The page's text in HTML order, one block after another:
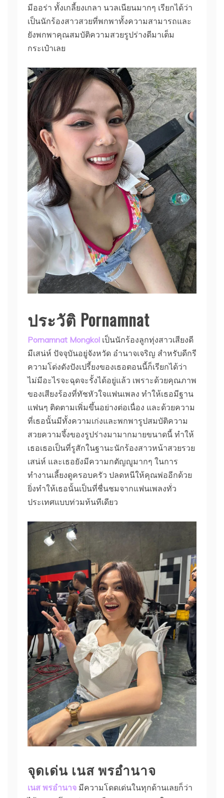
มีออร่า ทั้งเกลี้ยงเกลา นวลเนียนมากๆ เรียกได้ว่า
เป็นนักร้องสาวสวยที่พกพาทั้งความสามารถและ
ยังพกพาคุณสมบัติความสวยรูปร่างดีมาเต็ม
กระเป๋าเลย
ประวัติ Pornamnat
Pornamnat Mongkol เป็นนักร้องลูกทุ่งสาวเสียงดี
มีเสน่ห์ ปัจจุบันอยู่จังหวัด อำนาจเจริญ สำหรับดีกรี
ความโด่งดังปังเปรี้ยงของเธอตอนนี้ก็เรียกได้ว่า
ไม่มีอะไรจะฉุดจะรั้งได้อยู่แล้ว เพราะด้วยคุณภาพ
ของเสียงร้องที่ทัชหัวใจแฟนเพลง ทำให้เธอมีฐาน
แฟนๆ ติดตามเพิ่มขึ้นอย่างต่อเนื่อง และด้วยความ
ที่เธอนั้นมีทั้งความเก่งและพกพารูปสมบัติความ
สวยความจึ้งของรูปร่างมามากมายขนาดนี้ ทำให้
เธอเธอเป็นที่รูสักในฐานะนักร้องสาวหน้าสวยรวย
เสน่ห์ และเธอยังมีความกตัญญูมากๆ ในการ
ทำงานเลี้ยงดูครอบครัว ปลดหนีให้คุณพ่ออีกด้วย
ยิ่งทำให้เธอนั้นเป็นที่ชื่นชมจากแฟนเพลงทั่ว
ประเทศแบบท่วมท้นทีเดียว
จุดเด่น เนส พรอำนาจ
เนส พรอำนาจ มีความโดดเด่นในทุกด้านเลยก็ว่า